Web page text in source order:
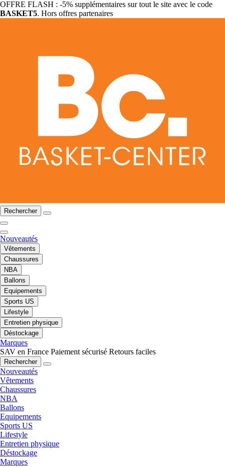
OFFRE FLASH : -5% supplémentaires sur tout le site avec le code
BASKET5. Hors offres partenaires
Rechercher
Nouveautés
Vêtements
Chaussures
NBA
Ballons
Equipements
Sports US
Lifestyle
Entretien physique
Déstockage
Marques
SAV en France Paiement sécurisé Retours faciles
Rechercher
Nouveautés
Vêtements
Chaussures
NBA
Ballons
Equipements
Sports US
Lifestyle
Entretien physique
Déstockage
Marques